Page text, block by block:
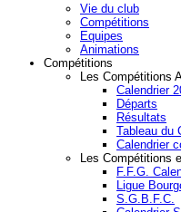
Vie du club
Compétitions
Equipes
Animations
Compétitions
Les Compétitions
Calendrier
Départs
Résultats
Tableau du
Calendrier
Les Compétitions
F.F.G.
Ligue
S.G.B.F.C.